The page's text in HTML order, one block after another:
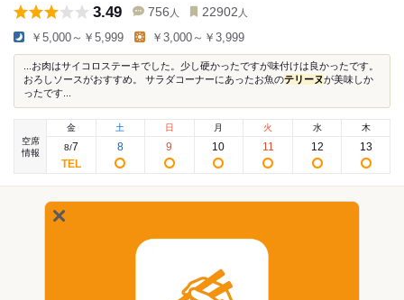
3.49 756 人 22902 人
￥5,000～￥5,999 ￥3,000～￥3,999
...お肉はサイコロステーキでした。少し硬かったですが味付けは良かったです。
おろしソースがおすすめ。 サラダコーナーにあったお魚のテリーヌが美味しか
ったです...
空席
情報
金
8/7
土
8
日
9
月
10
火
11
水
12
木
13